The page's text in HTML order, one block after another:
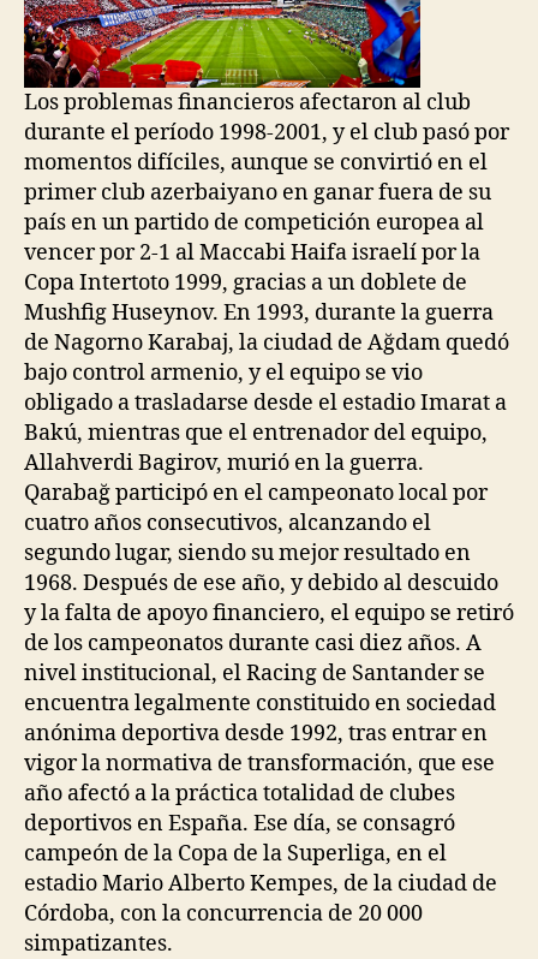
Los problemas financieros afectaron al club
durante el período 1998-2001, y el club pasó por
momentos difíciles, aunque se convirtió en el
primer club azerbaiyano en ganar fuera de su
país en un partido de competición europea al
vencer por 2-1 al Maccabi Haifa israelí por la
Copa Intertoto 1999, gracias a un doblete de
Mushfig Huseynov. En 1993, durante la guerra
de Nagorno Karabaj, la ciudad de Ağdam quedó
bajo control armenio, y el equipo se vio
obligado a trasladarse desde el estadio Imarat a
Bakú, mientras que el entrenador del equipo,
Allahverdi Bagirov, murió en la guerra.
Qarabağ participó en el campeonato local por
cuatro años consecutivos, alcanzando el
segundo lugar, siendo su mejor resultado en
1968. Después de ese año, y debido al descuido
y la falta de apoyo financiero, el equipo se retiró
de los campeonatos durante casi diez años. A
nivel institucional, el Racing de Santander se
encuentra legalmente constituido en sociedad
anónima deportiva desde 1992, tras entrar en
vigor la normativa de transformación, que ese
año afectó a la práctica totalidad de clubes
deportivos en España. Ese día, se consagró
campeón de la Copa de la Superliga, en el
estadio Mario Alberto Kempes, de la ciudad de
Córdoba, con la concurrencia de 20 000
simpatizantes.